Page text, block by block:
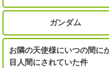
ガンダム
お隣の天使様にいつの間に
目人間にされていた件